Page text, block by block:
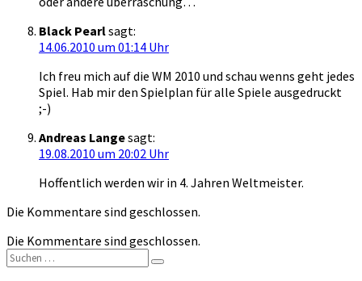
Black Pearlsagt:
14.06.2010 um 01:14 Uhr
Ich freu mich auf die WM 2010 und schau wenns geht jedes
Spiel. Hab mir den Spielplan für alle Spiele ausgedruckt
;-)
Andreas Langesagt:
19.08.2010 um 20:02 Uhr
Hoffentlich werden wir in 4. Jahren Weltmeister.
Die Kommentare sind geschlossen.
Die Kommentare sind geschlossen.
Suchen
nach:
Suchen